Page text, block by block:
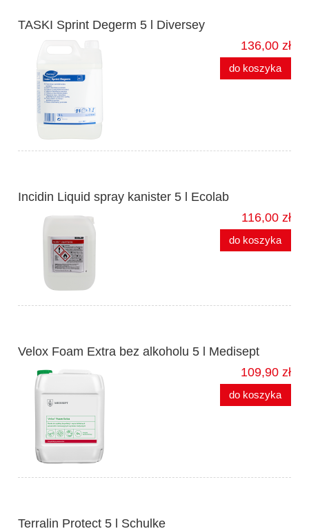
TASKI Sprint Degerm 5 l Diversey
136,00 zł
do koszyka
Incidin Liquid spray kanister 5 l Ecolab
116,00 zł
do koszyka
Velox Foam Extra bez alkoholu 5 l Medisept
109,90 zł
do koszyka
Terralin Protect 5 l Schulke